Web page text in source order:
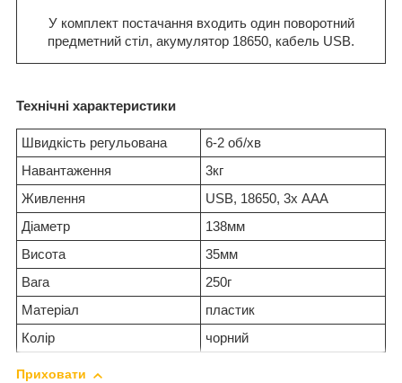
У комплект постачання входить один поворотний
предметний стіл, акумулятор 18650, кабель USB.
Технічні характеристики
Швидкість регульована
6-2 об/хв
Навантаження
3кг
Живлення
USB, 18650, 3х ААА
Діаметр
138мм
Висота
35мм
Вага
250г
Матеріал
пластик
Колір
чорний
Приховати